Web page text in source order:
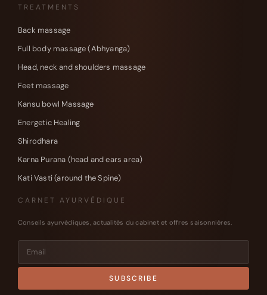
TREATMENTS
Back massage
Full body massage (Abhyanga)
Head, neck and shoulders massage
Feet massage
Kansu bowl Massage
Energetic Healing
Shirodhara
Karna Purana (head and ears area)
Kati Vasti (around the Spine)
CARNET AYURVÉDIQUE
Conseils ayurvédiques, actualités du cabinet et offres saisonnières.